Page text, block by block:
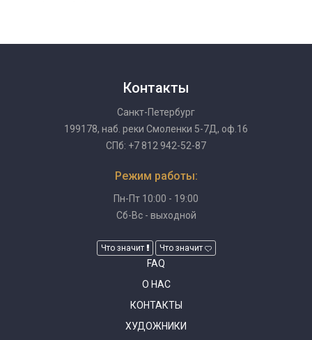
Контакты
Санкт-Петербург
199178, наб. реки Смоленки 5-7Д, оф.16
СПб: +7 812 942-52-87
Режим работы:
Пн-Пт 10:00 - 19:00
Сб-Вс - выходной
Что значит Что значит
FAQ
О НАС
КОНТАКТЫ
ХУДОЖНИКИ